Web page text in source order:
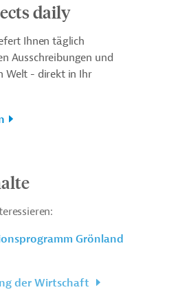
daily
Ihnen täglich
Ausschreibungen und
Welt - direkt in Ihr
Grönland
der Wirtschaft